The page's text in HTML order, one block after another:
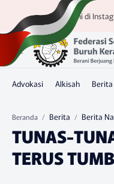
Ikuti kami di
Beranda Berita Berita
TUNAS-
TERUS